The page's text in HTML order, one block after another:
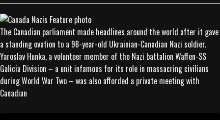
The Canadian parliament made headlines around the world after it gave
a standing ovation to a 98-year-old Ukrainian-Canadian Nazi soldier.
Yaroslav Hunka, a volunteer member of the Nazi battalion Waffen-SS
Galicia Division – a unit infamous for its role in massacring civilians
during World War Two – was also afforded a private meeting with
Canadian